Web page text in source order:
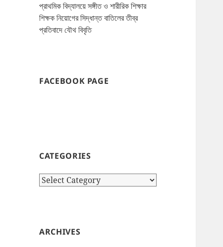
প্রাথমিক বিদ্যালয়ে সঙ্গীত ও শারীরিক শিক্ষার
শিক্ষক নিয়োগের সিদ্ধান্ত বাতিলের তীব্র
প্রতিবাদে যৌথ বিবৃতি
FACEBOOK PAGE
CATEGORIES
Categories
ARCHIVES